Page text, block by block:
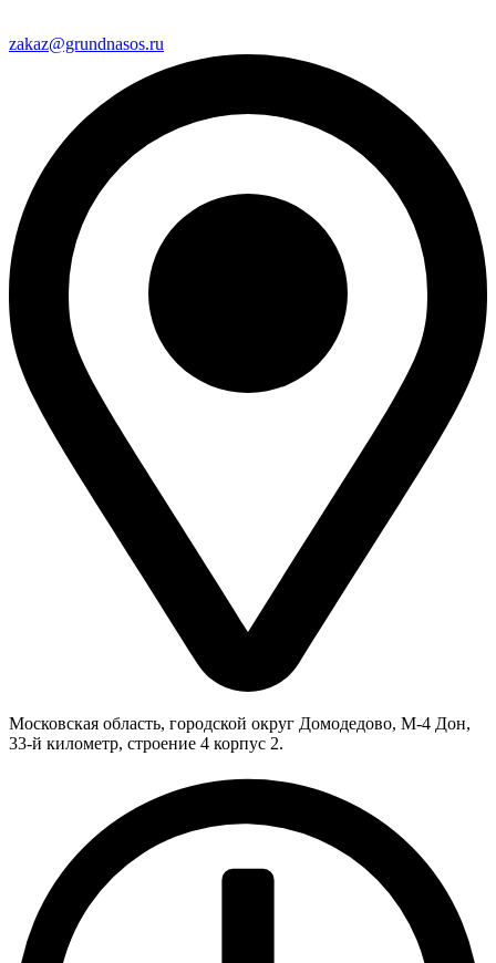
zakaz@grundnasos.ru
Московская область, городской округ Домодедово, М-4 Дон,
33-й километр, строение 4 корпус 2.